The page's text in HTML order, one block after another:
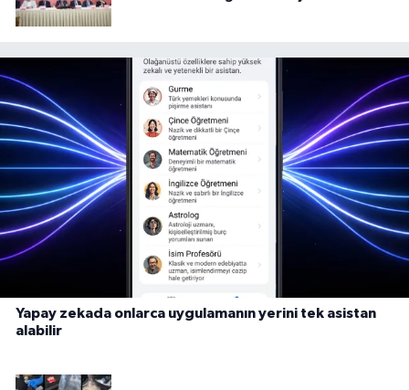
Yapay zekada onlarca uygulamanın yerini tek asistan
alabilir